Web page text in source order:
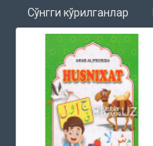
Сўнгги кўрилганлар